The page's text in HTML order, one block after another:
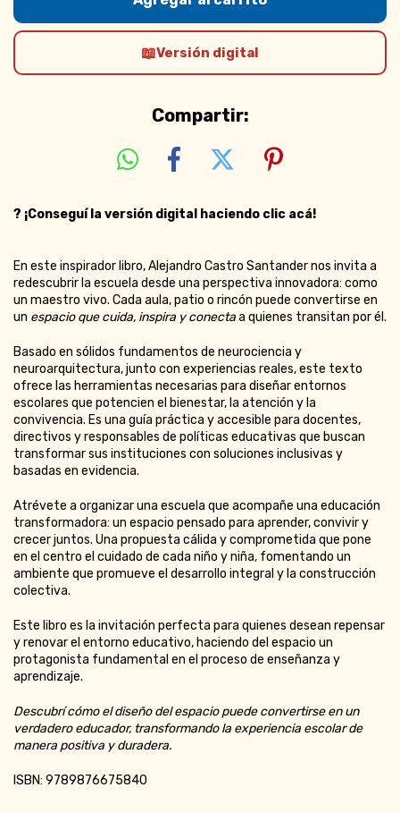
Versión digital
Compartir:
? ¡Conseguí la versión digital haciendo clic acá!
En este inspirador libro, Alejandro Castro Santander nos invita a
redescubrir la escuela desde una perspectiva innovadora: como
un maestro vivo. Cada aula, patio o rincón puede convertirse en
un espacio que cuida, inspira y conectaa quienes transitan por él.
Basado en sólidos fundamentos de neurociencia y
neuroarquitectura, junto con experiencias reales, este texto
ofrece las herramientas necesarias para diseñar entornos
escolares que potencien el bienestar, la atención y la
convivencia. Es una guía práctica y accesible para docentes,
directivos y responsables de políticas educativas que buscan
transformar sus instituciones con soluciones inclusivas y
basadas en evidencia.
Atrévete a organizar una escuela que acompañe una educación
transformadora: un espacio pensado para aprender, convivir y
crecer juntos. Una propuesta cálida y comprometida que pone
en el centro el cuidado de cada niño y niña, fomentando un
ambiente que promueve el desarrollo integral y la construcción
colectiva.
Este libro es la invitación perfecta para quienes desean repensar
y renovar el entorno educativo, haciendo del espacio un
protagonista fundamental en el proceso de enseñanza y
aprendizaje.
Descubrí cómo el diseño del espacio puede convertirse en un
verdadero educador, transformando la experiencia escolar de
manera positiva y duradera.
ISBN: 9789876675840